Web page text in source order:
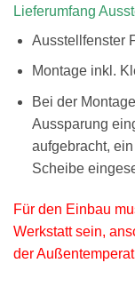
Lieferumfang
Ausstellfenster
Montage inkl.
Bei der
Aussparung
aufgebracht,
Scheibe
Für den Einbau
Werkstatt sein,
der